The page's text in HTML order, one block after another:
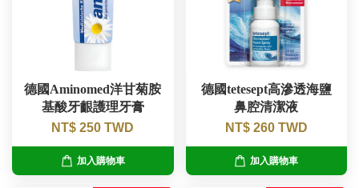
德國Aminomed洋甘菊胺
基酸牙齦護理牙膏
NT$ 250 TWD
加入購物車
德國tetesept高滲透海鹽
鼻腔清潔液
NT$ 260 TWD
加入購物車